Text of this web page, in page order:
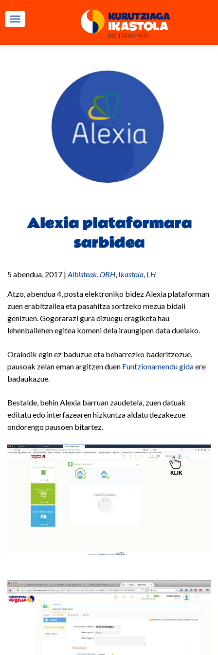
TOGGLE NAVIGATION
Alexia plataformara
sarbidea
5 abendua, 2017 | Albisteak, DBH, Ikastola, LH
Atzo, abendua 4, posta elektroniko bidez Alexia plataforman
zuen erabltzailea eta pasahitza sortzeko mezua bidali
genizuen. Gogorarazi gura dizuegu eragiketa hau
lehenbailehen egitea komeni dela iraungipen data duelako.
Oraindik egin ez baduzue eta beharrezko baderitzozue,
pausoak zelan eman argitzen duen Funtzionamendu gidaere
badaukazue.
Bestalde, behin Alexia barruan zaudetela, zuen datuak
editatu edo interfazearen hizkuntza aldatu dezakezue
ondorengo pausoen bitartez.